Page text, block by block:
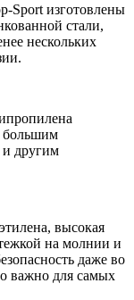
Sport изготовлены
стали,
нескольких
большим
и другим
высокая
на молнии и
даже во
важно для самых